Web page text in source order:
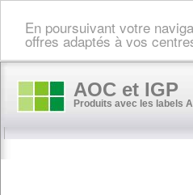
En poursuivant votre
offres adaptés à vos
AOC et IGP
Produits avec les labels